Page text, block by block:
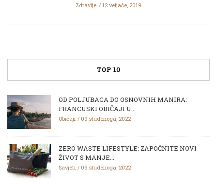
Zdravlje 12 veljače, 2019
TOP 10
OD POLJUBACA DO OSNOVNIH MANIRA:
FRANCUSKI OBIČAJI U...
Običaji 09 studenoga, 2022
ZERO WASTE LIFESTYLE: ZAPOČNITE NOVI
ŽIVOT S MANJE...
Savjeti 09 studenoga, 2022